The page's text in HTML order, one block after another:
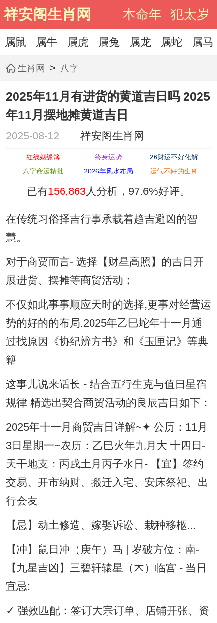
祥安阁生肖网 本命年 犯太岁
属鼠 属牛 属虎 属兔 属龙 属蛇 属马
生肖网 > 八字
2025年11月有进货的黄道吉日吗 2025
年11月摆地摊黄道吉日
2025-08-12 祥安阁生肖网
红线姻缘簿 终身运势
26财运不好化解
八字命运精批
2026年风水布局 运气不好的生肖
已有156,863人分析， 97.6%好评。
在传统习俗择吉行事承载着趋吉避凶的智
慧。
对于商贾而言- 选择【财星高照】的吉日开
展进货、摆摊等商贸活动；
不仅如此事事顺应天时的选择,更事对经营运
势的好的的布局.2025年乙巳蛇年十一月通
过找原因《协纪辨方书》和《玉匣记》等典
籍.
这事儿说来话长 - 结合五行生克与值日星宿
规律 精选出契合商贸活动的良辰吉日如下：
2025年十一月商贸吉日详解~✦ 公历：11月
3日星期一~农历：乙巳火年九月大 十四日-
天干地支：丙戌土月丙子水日- 【宜】签约
交易、开市纳财、搬迁入宅、安床祭祀、出
行会友
【忌】动土修造、嫁娶诉讼、栽种移柩...
【冲】鼠日冲（庚午）马 | 岁破方位：南-
【九星吉凶】三碧轩辕星（木）临宫 - 当日
宜忌:
✓ 强效匹配：签订大宗订单、店铺开张、资